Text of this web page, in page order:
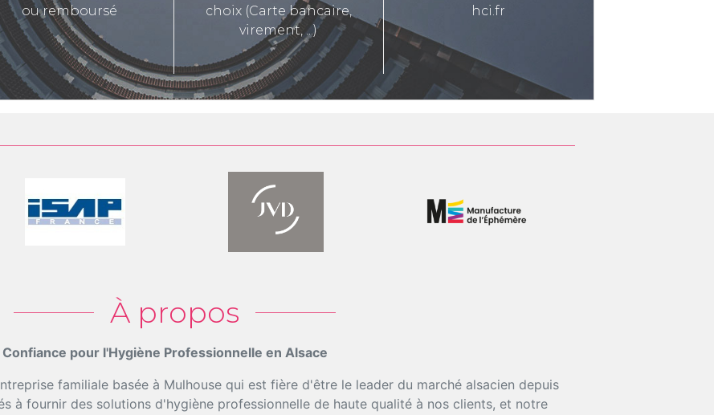
ou remboursé
choix (Carte bancaire,
virement, ...)
hci.fr
À propos
pour l'Hygiène Professionnelle en Alsace
familiale basée à Mulhouse qui est fière d'être le leader du marché alsacien depuis
à fournir des solutions d'hygiène professionnelle de haute qualité à nos clients, et notre